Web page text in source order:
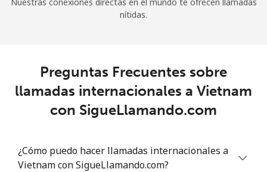
Nuestras conexiones directas en el mundo te ofrecen llamadas
nítidas.
Preguntas Frecuentes sobre
llamadas internacionales a Vietnam
con SigueLlamando.com
¿Cómo puedo hacer llamadas internacionales a
Vietnam con SigueLlamando.com?